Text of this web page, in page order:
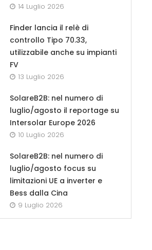
14 Luglio 2026
Finder lancia il relè di
controllo Tipo 70.33,
utilizzabile anche su impianti
FV
13 Luglio 2026
SolareB2B: nel numero di
luglio/agosto il reportage su
Intersolar Europe 2026
10 Luglio 2026
SolareB2B: nel numero di
luglio/agosto focus su
limitazioni UE a inverter e
Bess dalla Cina
9 Luglio 2026